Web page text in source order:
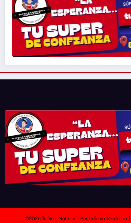
©2026 Tu Voz Noticias - Periodismo Moderno |